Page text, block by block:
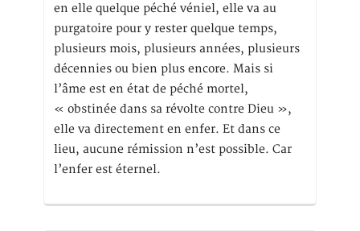
en elle quelque péché véniel, elle va au
purgatoire pour y rester quelque temps,
plusieurs mois, plusieurs années, plusieurs
décennies ou bien plus encore. Mais si
l’âme est en état de péché mortel,
« obstinée dans sa révolte contre Dieu »,
elle va directement en enfer. Et dans ce
lieu, aucune rémission n’est possible. Car
l’enfer est éternel.